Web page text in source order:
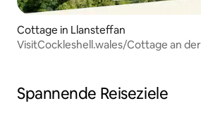
Cottage in Llansteffan
VisitCockleshell.wales/Cottage an
Spannende Reiseziele